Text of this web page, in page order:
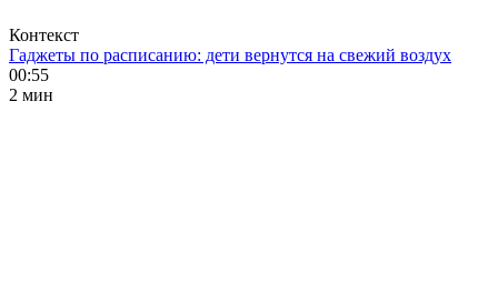
Контекст
Гаджеты по расписанию: дети вернутся на свежий воздух
00:55
2 мин